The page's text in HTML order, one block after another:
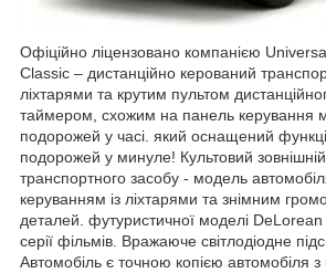
Офіційно ліцензовано компанією
Classic – дистанційно керований
ліхтарями та крутим пультом
таймером, схожим на панель керування
подорожей у часі. який оснащений
подорожей у минуле! Культовий
транспортного засобу - модель
керуванням із ліхтарями та знімним
деталей. футуристичної моделі DeLorean
серії фільмів. Вражаюче світлодіодне
Автомобіль є точною копією автомобіля з